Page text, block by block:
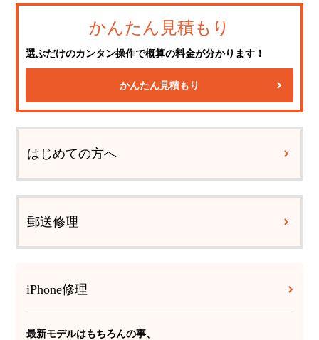
かんたん見積もり
選ぶだけのカンタン操作で概算の料金が分かります！
かんたん見積もり
はじめての方へ
郵送修理
iPhone修理
最新モデルはもちろんの事、